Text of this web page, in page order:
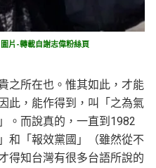
片-轉載自謝志偉粉絲頁
之所在也。惟其如此，才能
此，能作得到，叫「之為氣
。而說真的，一直到1982
和「報效黨國」（雖然從不
得知台灣有很多台語所說的